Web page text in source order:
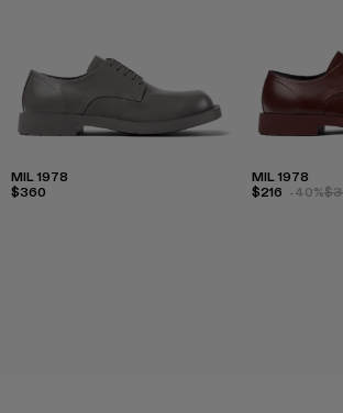
MIL 1978
$360
MIL 1978
$216 -40%